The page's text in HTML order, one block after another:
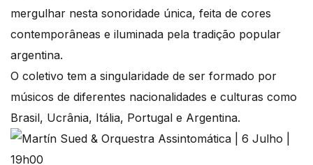
mergulhar nesta sonoridade única, feita de cores
contemporâneas e iluminada pela tradição popular
argentina.
O coletivo tem a singularidade de ser formado por
músicos de diferentes nacionalidades e culturas como
Brasil, Ucrânia, Itália, Portugal e Argentina.